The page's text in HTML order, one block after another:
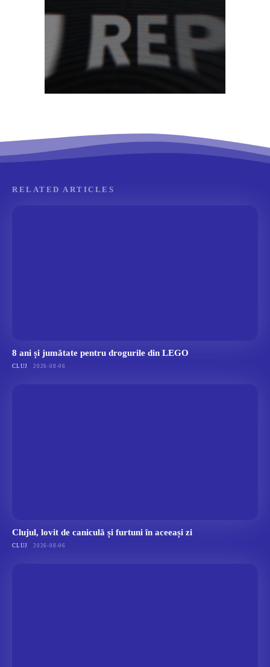
RELATED ARTICLES
8 ani și jumătate pentru drogurile din LEGO
CLUJ 2026-08-06
Clujul, lovit de caniculă și furtuni în aceeași zi
CLUJ 2026-08-06